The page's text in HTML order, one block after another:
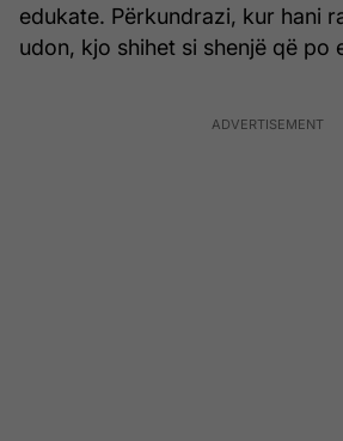
edukate. Përkundrazi, kur hani
udon, kjo shihet si shenjë që po